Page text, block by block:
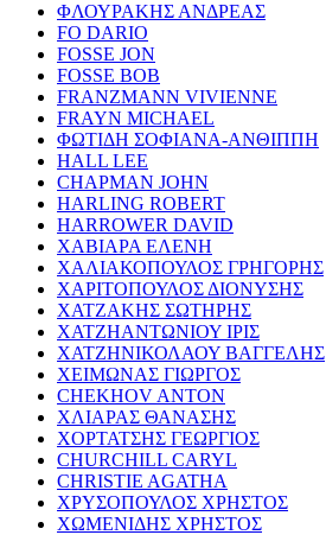
ΦΛΟΥΡΑΚΗΣ ΑΝΔΡΕΑΣ
FO DARIO
FOSSE JON
FOSSE BOB
FRANZMANN VIVIENNE
FRAYN MICHAEL
ΦΩΤΙΔΗ ΣΟΦΙΑΝΑ-ΑΝΘΙΠΠΗ
HALL LEE
CHAPMAN JOHN
HARLING ROBERT
HARROWER DAVID
ΧΑΒΙΑΡΑ ΕΛΕΝΗ
ΧΑΛΙΑΚΟΠΟΥΛΟΣ ΓΡΗΓΟΡΗΣ
ΧΑΡΙΤΟΠΟΥΛΟΣ ΔΙΟΝΥΣΗΣ
ΧΑΤΖΑΚΗΣ ΣΩΤΗΡΗΣ
ΧΑΤΖΗΑΝΤΩΝΙΟΥ ΙΡΙΣ
ΧΑΤΖΗΝΙΚΟΛΑΟΥ ΒΑΓΓΕΛΗΣ
ΧΕΙΜΩΝΑΣ ΓΙΩΡΓΟΣ
CHEKHOV ANTON
ΧΛΙΑΡΑΣ ΘΑΝΑΣΗΣ
ΧΟΡΤΑΤΣΗΣ ΓΕΩΡΓΙΟΣ
CHURCHILL CARYL
CHRISTIE AGATHA
ΧΡΥΣΟΠΟΥΛΟΣ ΧΡΗΣΤΟΣ
ΧΩΜΕΝΙΔΗΣ ΧΡΗΣΤΟΣ